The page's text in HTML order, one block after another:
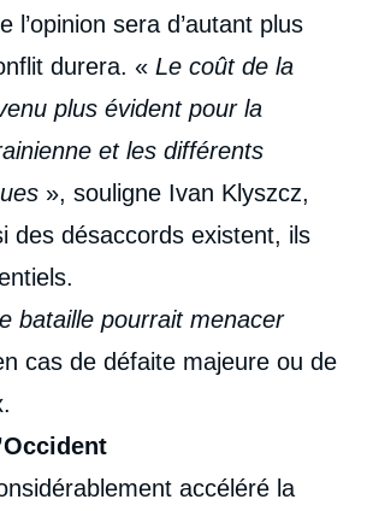
l’opinion sera d’autant plus
durera. « Le coût de la
plus évident pour la
et les différents
», souligne Ivan Klyszcz,
des désaccords existent, ils
bataille pourrait menacer
cas de défaite majeure ou de
accéléré la